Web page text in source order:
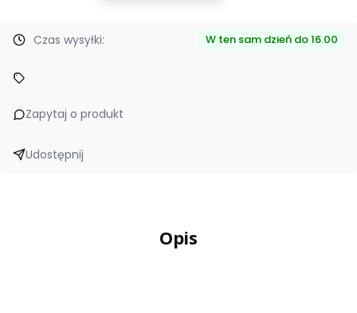
Czas wysyłki: W ten sam dzień do 16.00
Zapytaj o produkt
Udostępnij
Opis